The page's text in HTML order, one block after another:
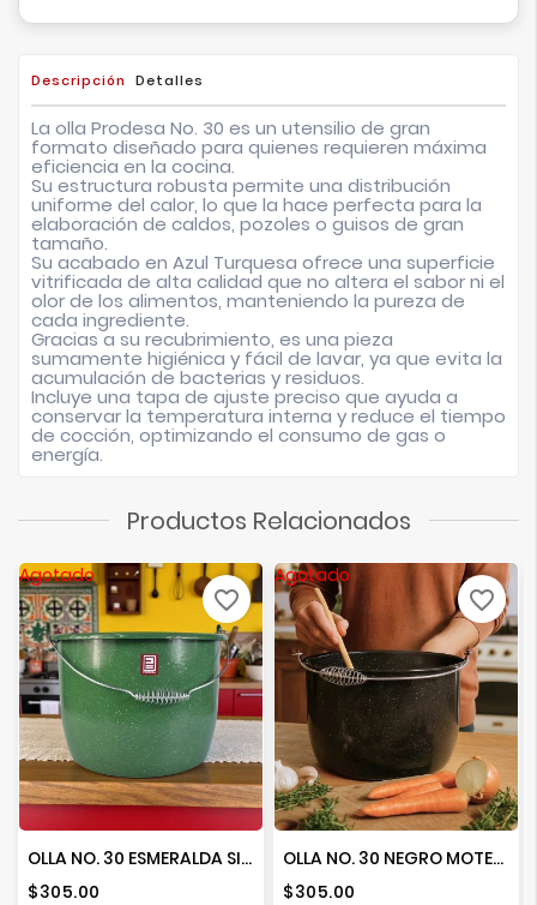
Descripción Detalles
La olla Prodesa No. 30 es un utensilio de gran
formato diseñado para quienes requieren máxima
eficiencia en la cocina.
Su estructura robusta permite una distribución
uniforme del calor, lo que la hace perfecta para la
elaboración de caldos, pozoles o guisos de gran
tamaño.
Su acabado en Azul Turquesa ofrece una superficie
vitrificada de alta calidad que no altera el sabor ni el
olor de los alimentos, manteniendo la pureza de
cada ingrediente.
Gracias a su recubrimiento, es una pieza
sumamente higiénica y fácil de lavar, ya que evita la
acumulación de bacterias y residuos.
Incluye una tapa de ajuste preciso que ayuda a
conservar la temperatura interna y reduce el tiempo
de cocción, optimizando el consumo de gas o
energía.
Productos Relacionados
Agotado
OLLA NO. 30 ESMERALDA SIN TAPA
Precio
$305.00
favorite_border
Agotado
OLLA NO. 30 NEGRO MOTEADO SIN TAPA
Precio
$305.00
favorite_border